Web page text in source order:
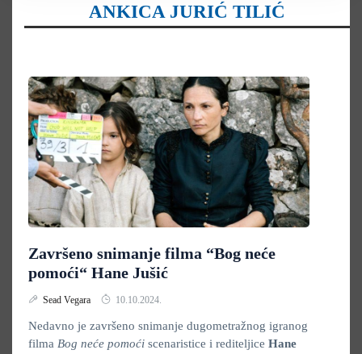
ANKICA JURIĆ TILIĆ
Završeno snimanje filma “Bog neće
pomoći“ Hane Jušić
Sead Vegara 10.10.2024.
Nedavno je završeno snimanje dugometražnog igranog
filma Bog neće pomoći scenaristice i rediteljice Hane